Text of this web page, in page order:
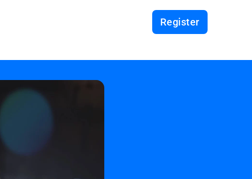
Register